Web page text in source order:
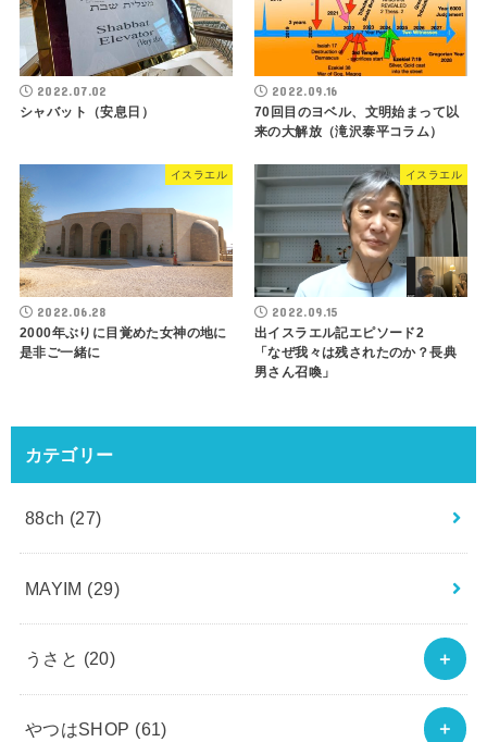
2022.07.02
シャバット（安息日）
2022.09.16
70回目のヨベル、文明始まって以
来の大解放（滝沢泰平コラム）
イスラエル
2022.06.28
2000年ぶりに目覚めた女神の地に
是非ご一緒に
イスラエル
2022.09.15
出イスラエル記エピソード2
「なぜ我々は残されたのか？長典
男さん召喚」
カテゴリー
88ch (27)
MAYIM (29)
うさと (20)
やつはSHOP (61)